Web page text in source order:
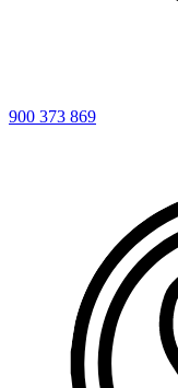
900 373 869